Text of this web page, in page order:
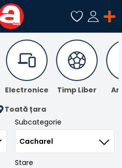
Electronice Timp Liber
Toată țara
Subcategorie
Stare